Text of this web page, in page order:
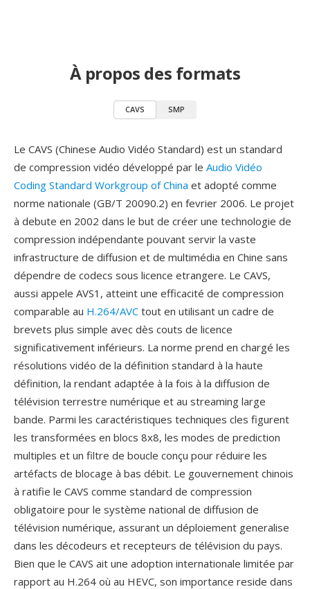
À propos des formats
CAVS SMP
Le CAVS (Chinese Audio Vidéo Standard) est un standard
de compression vidéo développé par le Audio Vidéo
Coding Standard Workgroup of China et adopté comme
norme nationale (GB/T 20090.2) en fevrier 2006. Le projet
à debute en 2002 dans le but de créer une technologie de
compression indépendante pouvant servir la vaste
infrastructure de diffusion et de multimédia en Chine sans
dépendre de codecs sous licence etrangere. Le CAVS,
aussi appele AVS1, atteint une efficacité de compression
comparable au H.264/AVC tout en utilisant un cadre de
brevets plus simple avec dès couts de licence
significativement inférieurs. La norme prend en chargé les
résolutions vidéo de la définition standard à la haute
définition, la rendant adaptée à la fois à la diffusion de
télévision terrestre numérique et au streaming large
bande. Parmi les caractéristiques techniques cles figurent
les transformées en blocs 8x8, les modes de prediction
multiples et un filtre de boucle conçu pour réduire les
artéfacts de blocage à bas débit. Le gouvernement chinois
à ratifie le CAVS comme standard de compression
obligatoire pour le système national de diffusion de
télévision numérique, assurant un déploiement generalise
dans les décodeurs et recepteurs de télévision du pays.
Bien que le CAVS ait une adoption internationale limitée par
rapport au H.264 où au HEVC, son importance reside dans